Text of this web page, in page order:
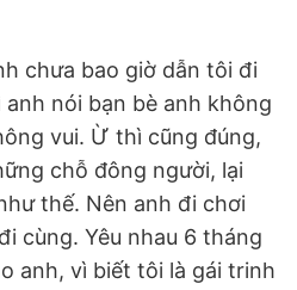
chưa bao giờ dẫn tôi đi
nói bạn bè anh không
vui. Ừ thì cũng đúng,
chỗ đông người, lại
thế. Nên anh đi chơi
cùng. Yêu nhau 6 tháng
anh, vì biết tôi là gái trinh